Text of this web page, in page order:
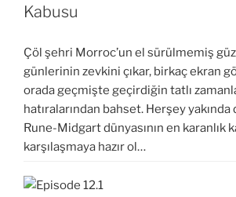
Kabusu
Çöl şehri Morroc’un el sürülmemiş
günlerinin zevkini çıkar, birkaç ekran
orada geçmişte geçirdiğin tatlı
hatıralarından bahset. Herşey
Rune-Midgart dünyasının en karanlık
karşılaşmaya hazır ol…